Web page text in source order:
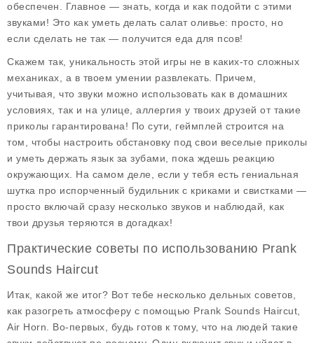
обеспечен. Главное — знать, когда и как подойти с этими
звуками! Это как уметь делать салат оливье: просто, но
если сделать не так — получится еда для псов!
Скажем так, уникальность этой игры не в каких-то сложных
механиках, а в твоем умении развлекать. Причем,
учитывая, что звуки можно использовать как в домашних
условиях, так и на улице, аллергия у твоих друзей от такие
приколы гарантирована! По сути, геймплей строится на
том, чтобы настроить обстановку под свои веселые приколы
и уметь держать язык за зубами, пока ждешь реакцию
окружающих. На самом деле, если у тебя есть гениальная
шутка про испорченный будильник с криками и свистками —
просто включай сразу несколько звуков и наблюдай, как
твои друзья теряются в догадках!
Практические советы по использованию Prank
Sounds Haircut
Итак, какой же итог? Вот тебе несколько дельных советов,
как разогреть атмосферу с помощью Prank Sounds Haircut,
Air Horn. Во-первых, будь готов к тому, что на людей такие